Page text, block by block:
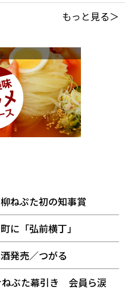
もっと見る＞
ねぷた初の知事賞
に「弘前横丁」
発売／つがる
ぶた幕引き 会員ら涙